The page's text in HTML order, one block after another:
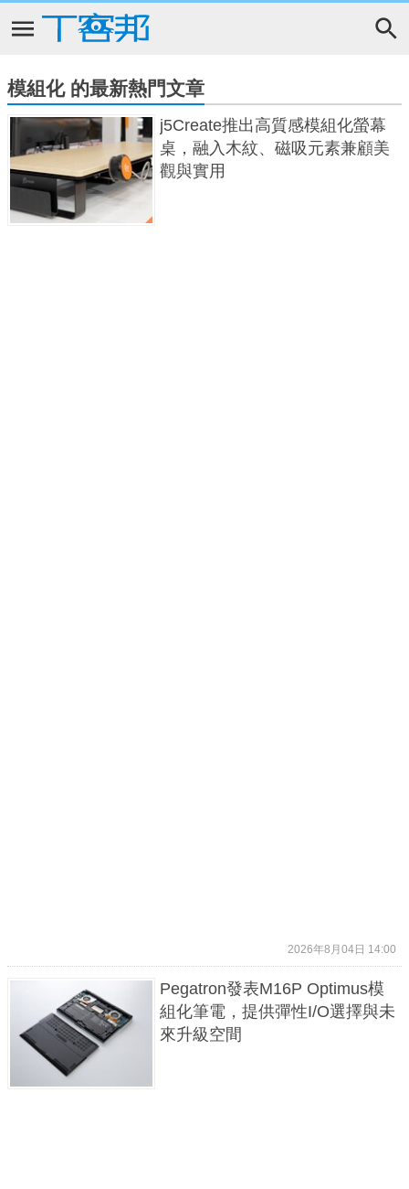
模組化 的最新熱門文章
j5Create推出高質感模組化螢幕
桌，融入木紋、磁吸元素兼顧美
觀與實用
2026年8月04日 14:00
Pegatron發表M16P Optimus模
組化筆電，提供彈性I/O選擇與未
來升級空間